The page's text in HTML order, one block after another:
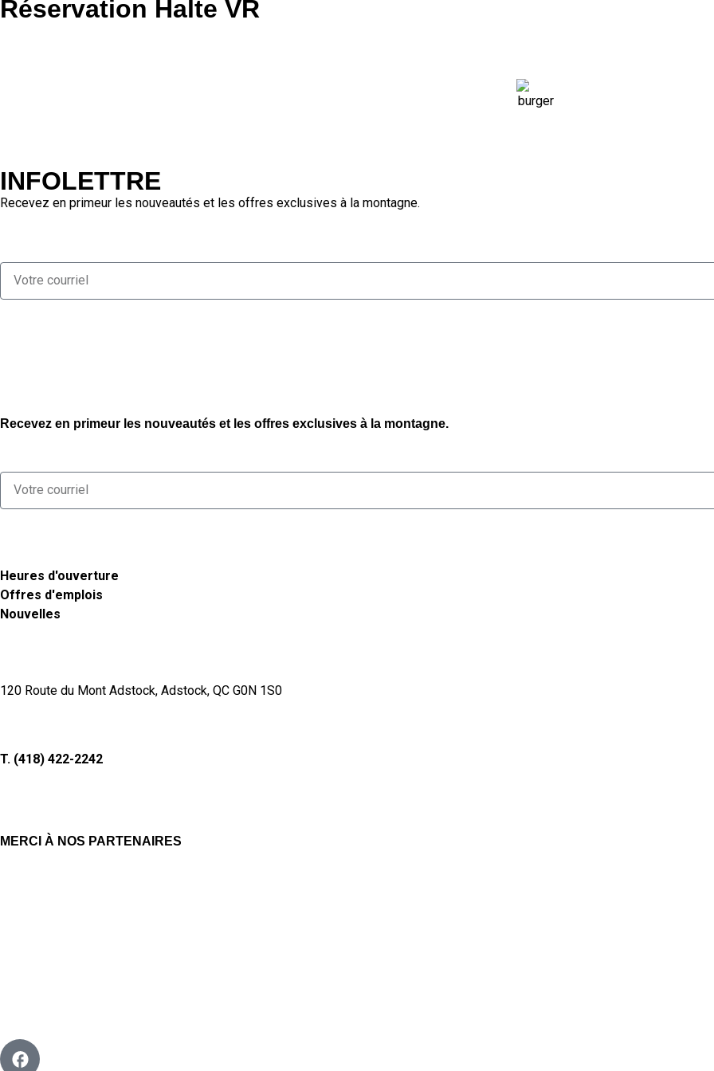
Réservation Halte VR
INFOLETTRE
Recevez en primeur les nouveautés et les offres exclusives à la montagne.
Recevez en primeur les nouveautés et les offres exclusives à la montagne.
Heures d'ouverture
Offres d'emplois
Nouvelles
120 Route du Mont Adstock, Adstock, QC G0N 1S0
T. (418) 422-2242
MERCI À NOS PARTENAIRES